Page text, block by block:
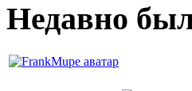
Недавно